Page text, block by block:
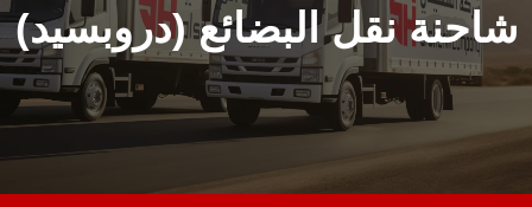
شاحنة نقل البضائع (دروبسيد)